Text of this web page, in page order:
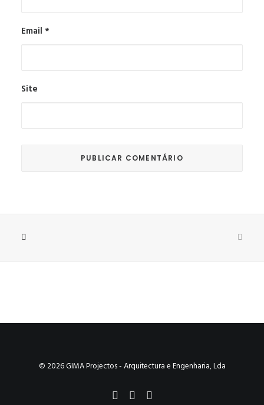
Email *
Site
© 2026 GIMA Projectos - Arquitectura e Engenharia, Lda